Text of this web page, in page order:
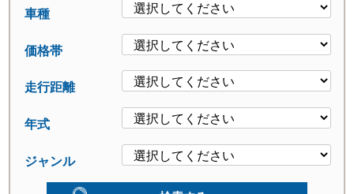
車種
価格帯
走行距離
年式
ジャンル